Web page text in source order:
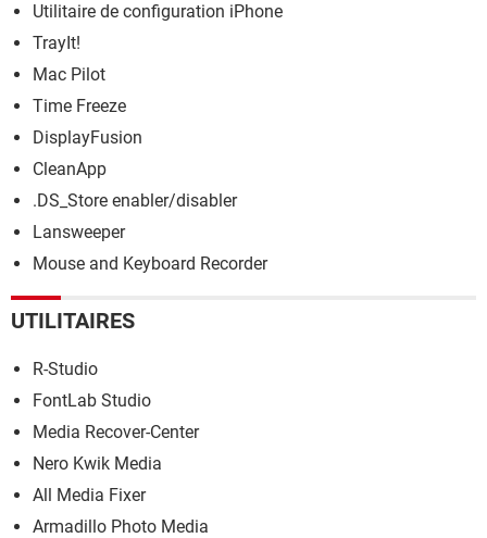
Utilitaire de configuration iPhone
TrayIt!
Mac Pilot
Time Freeze
DisplayFusion
CleanApp
.DS_Store enabler/disabler
Lansweeper
Mouse and Keyboard Recorder
UTILITAIRES
R-Studio
FontLab Studio
Media Recover-Center
Nero Kwik Media
All Media Fixer
Armadillo Photo Media